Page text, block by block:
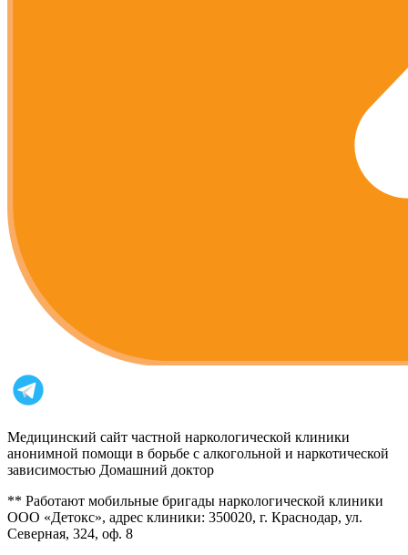
Медицинский сайт частной наркологической клиники
анонимной помощи в борьбе с алкогольной и наркотической
зависимостью Домашний доктор
** Работают мобильные бригады наркологической клиники
ООО «Детокс», адрес клиники: 350020, г. Краснодар, ул.
Северная, 324, оф. 8